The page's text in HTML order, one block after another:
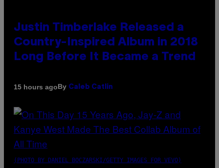
Justin Timberlake Released a
Country-Inspired Album in 2018
Long Before It Became a Trend
15 hours agoBy Caleb Catlin
(PHOTO BY DANIEL BOCZARSKI/GETTY IMAGES FOR VEVO)